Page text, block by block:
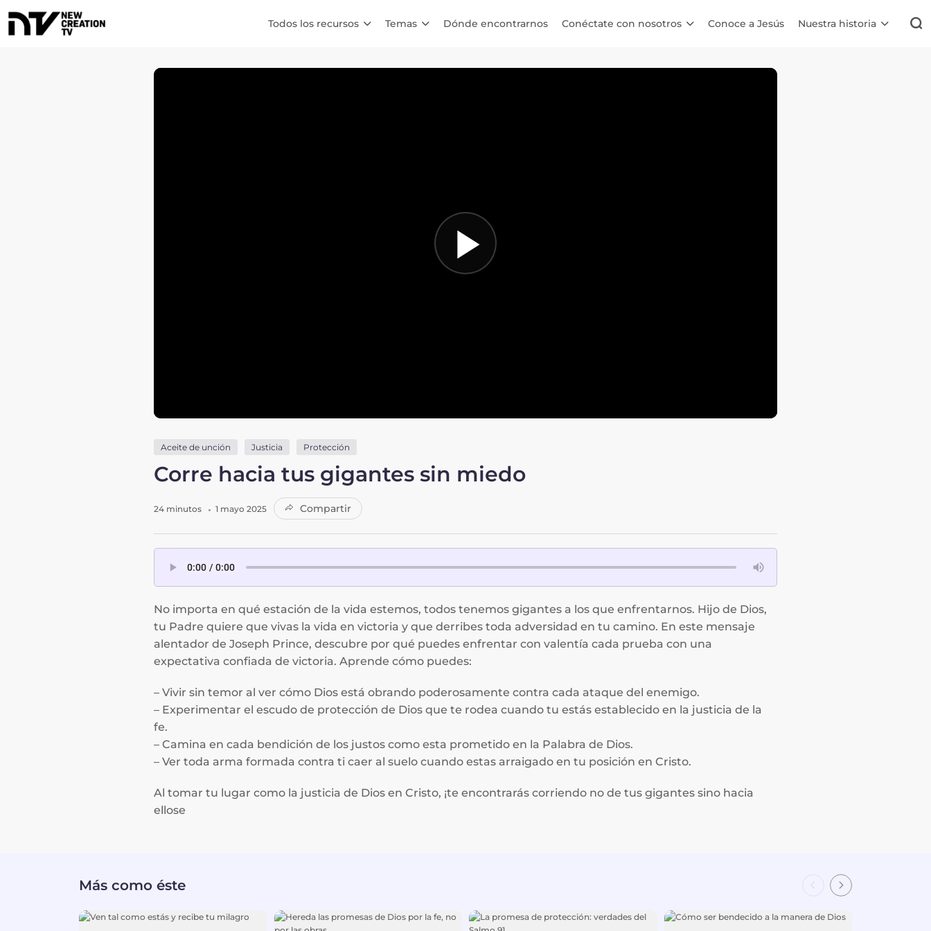
Todos los recursos Temas Dónde encontrarnos Conéctate con nosotros Conoce a Jesús Nuestra historia
Aceite de unción Justicia Protección
Corre hacia tus gigantes sin miedo
24 minutos 1 mayo 2025 Compartir
No importa en qué estación de la vida estemos, todos tenemos gigantes a los que enfrentarnos. Hijo de Dios,
tu Padre quiere que vivas la vida en victoria y que derribes toda adversidad en tu camino. En este mensaje
alentador de Joseph Prince, descubre por qué puedes enfrentar con valentía cada prueba con una
expectativa confiada de victoria. Aprende cómo puedes:
– Vivir sin temor al ver cómo Dios está obrando poderosamente contra cada ataque del enemigo.
– Experimentar el escudo de protección de Dios que te rodea cuando tu estás establecido en la justicia de la
fe.
– Camina en cada bendición de los justos como esta prometido en la Palabra de Dios.
– Ver toda arma formada contra ti caer al suelo cuando estas arraigado en tu posición en Cristo.
Al tomar tu lugar como la justicia de Dios en Cristo, ¡te encontrarás corriendo no de tus gigantes sino hacia
ellose
Más como éste